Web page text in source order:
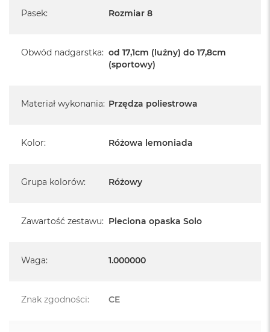
Pasek: Rozmiar 8
Obwód nadgarstka: od 17,1cm (luźny) do 17,8cm
(sportowy)
Materiał wykonania: Przędza poliestrowa
Kolor: Różowa lemoniada
Grupa kolorów: Różowy
Zawartość zestawu: Pleciona opaska Solo
Waga: 1.000000
Znak zgodności: CE